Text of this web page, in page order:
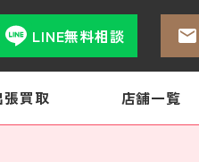
LINE無料相談
張買取 店舗一覧